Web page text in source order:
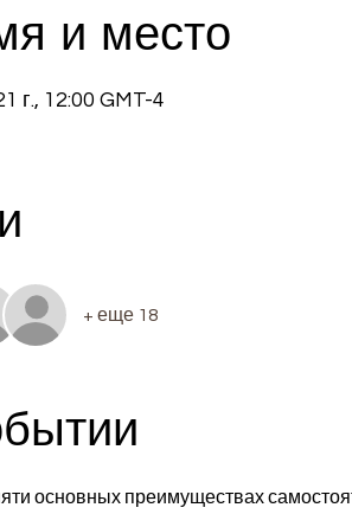
и место
г., 12:00 GMT-4
+ еще 18
основных преимуществах